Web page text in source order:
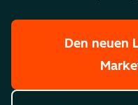
Den neuen